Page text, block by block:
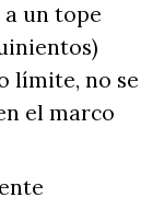
un tope
límite, no se
el marco